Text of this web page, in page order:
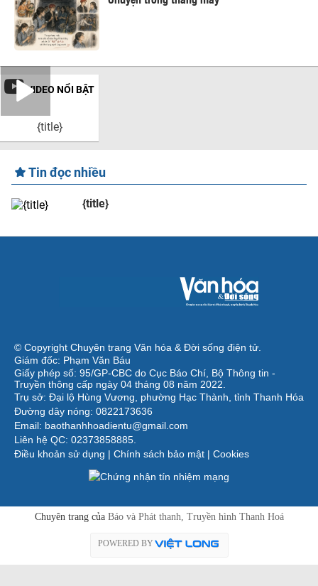
VIDEO NỔI BẬT
{title}
Tin đọc nhiều
{title}
© Copyright Chuyên trang Văn hóa & Đời sống điện tử.
Giám đốc: Phạm Văn Báu
Giấy phép số: 95/GP-CBC do Cục Báo Chí, Bộ Thông tin -
Truyền thông cấp ngày 04 tháng 08 năm 2022.
Trụ sở: Đại lộ Hùng Vương, phường Hạc Thành, tỉnh Thanh Hóa
Đường dây nóng: 0822173636
Email: baothanhhoadientu@gmail.com
Liên hệ QC: 02373858885.
Điều khoản sử dụng | Chính sách bảo mật | Cookies
Chuyên trang của Báo và Phát thanh, Truyền hình Thanh Hoá
POWERED BY